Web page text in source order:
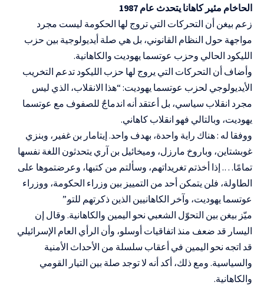
الحاخام مئير كاهانا يتحدث عام 1987
زعم بيغن أن التحركات التي تروج لها الحكومة ليست مجرد
مواجهة حول النظام القانوني، بل هي صلة أيديولوجية بين حزب
الليكود الحالي وحزب عوتسما يهوديت والكاهانية.
وأضاف أن التحركات التي يروج لها حزب الليكود تدعم التخريب
الأيديولوجي لحزب عوتسما يهوديت: “هذا الانقلاب، الذي ليس
مجرد انقلاب سياسي، بل أعتقد أنه اندماجٌ للصفوف مع عوتسما
يهوديت، وبالتالي فهو انقلاب كاهاني.
ووفقا له : هناك راية واحدة، بهدف واحد. إيتامار بن غفير، وبنزي
غوبشتاين، وباروخ مارزل، وميخائيل بن آري يتحدثون اللغة نفسها
تمامًا…. إذا أخذتم تغريداتهم، وسألتم من كتبها، وعرضتموها على
الطاولة، فلن يتمكن أحد من التمييز بين وزراء الحكومة، ووزراء
عوتسما يهوديت، وآخر الكاهانيين الذين ذكرتهم للتو.”
ميّز بيغن بين التحوّل الشعبي نحو اليمين والكاهانية. وقال إن
اليسار قد ضعف منذ اتفاقيات أوسلو، وأن الرأي العام الإسرائيلي
قد اتجه نحو اليمين في أعقاب سلسلة من الأحداث الأمنية
والسياسية. ومع ذلك، أكد أنه لا توجد صلة بين التيار القومي
والكاهانية.